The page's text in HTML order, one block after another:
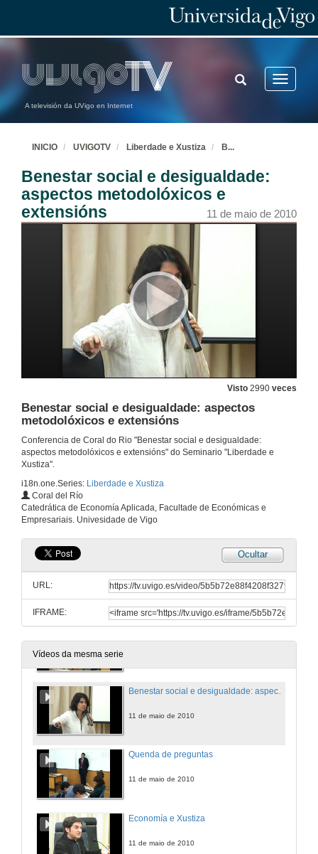
A televisión da UVigo en Internet
Toggle
TOGGLE
SEARCH
INICIO UVIGOTV Liberdade e Xustiza B...
Benestar social e desigualdade:
aspectos metodolóxicos e
extensións
11 de maio de 2010
Visto 2990 veces
Benestar social e desigualdade: aspectos
metodolóxicos e extensións
Conferencia de Coral do Rio "Benestar social e desigualdade:
aspectos metodolóxicos e extensións" do Seminario "Liberdade e
Xustiza".
i18n.one.Series: Liberdade e Xustiza
Coral del Río
Catedrática de Economía Aplicada, Facultade de Económicas e
Empresariais. Univesidade de Vigo
Ocultar
URL:
IFRAME:
Vídeos da mesma serie
Presetación
11 de maio de 2010
Quenda de preguntas
11 de maio de 2010
Economía e Xustiza
11 de maio de 2010